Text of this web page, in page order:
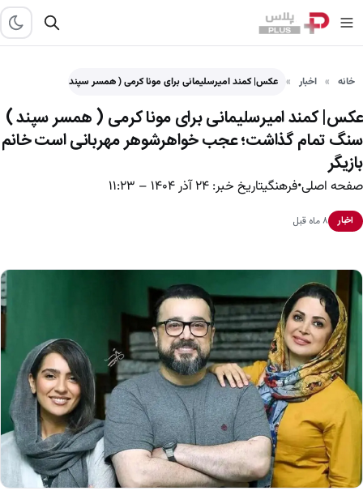
خانه اخبار عکس| کمند امیرسلیمانی برای مونا کرمی ( همسر سپند )…
عکس| کمند امیرسلیمانی برای مونا کرمی ( همسر سپند )
سنگ تمام گذاشت؛ عجب خواهرشوهر مهربانی است خانم
بازیگر
صفحه اصلی•فرهنگیتاریخ خبر: ۲۴ آذر ۱۴۰۴ – ۱۱:۲۳
اخبار ۸ ماه قبل